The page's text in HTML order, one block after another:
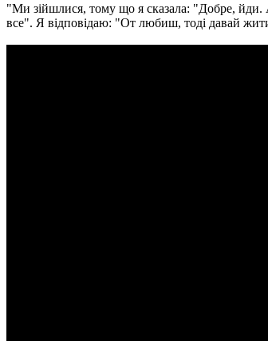
"Ми зійшлися, тому що я сказала: "Добре, йди.
все". Я відповідаю: "От любиш, тоді давай